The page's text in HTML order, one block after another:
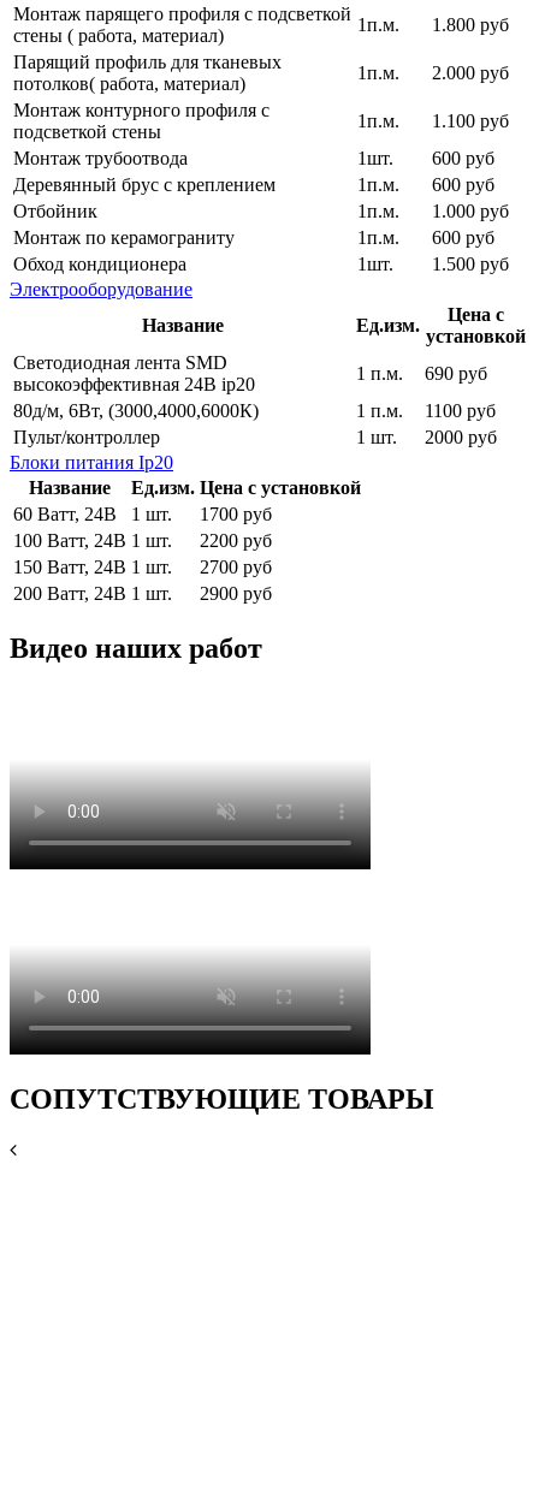
Монтаж парящего профиля с подсветкой
стены ( работа, материал)
1п.м.
1.800 руб
Парящий профиль для тканевых
потолков( работа, материал)
1п.м.
2.000 руб
Монтаж контурного профиля с
подсветкой стены
1п.м.
1.100 руб
Монтаж трубоотвода
1шт.
600 руб
Деревянный брус с креплением
1п.м.
600 руб
Отбойник
1п.м.
1.000 руб
Монтаж по керамограниту
1п.м.
600 руб
Обход кондиционера
1шт.
1.500 руб
Электрооборудование
Название
Ед.изм.
Цена с
установкой
Светодиодная лента SMD
высокоэффективная 24В ip20
1 п.м.
690 руб
80д/м, 6Вт, (3000,4000,6000К)
1 п.м.
1100 руб
Пульт/контроллер
1 шт.
2000 руб
Блоки питания Ip20
Название
Ед.изм. Цена с установкой
60 Ватт, 24В
1 шт.
1700 руб
100 Ватт, 24В 1 шт.
2200 руб
150 Ватт, 24В 1 шт.
2700 руб
200 Ватт, 24В 1 шт. 2900 руб
Видео наших работ
СОПУТСТВУЮЩИЕ ТОВАРЫ